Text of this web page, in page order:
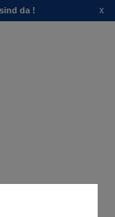
da ! x